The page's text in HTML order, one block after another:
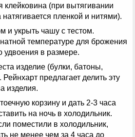
клейковина (при вытягивании
натягивается пленкой и нитями).
и укрыть чашу с тестом.
температуре для брожения
удвоения в размере.
изделие (булки, батоны,
предлагает делить эту
изделия.
корзину и дать 2-3 часа
на ночь в холодильник.
поместили в холодильник,
не менее чем за 4 часа до